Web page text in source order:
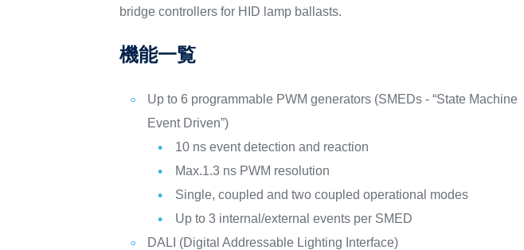
bridge controllers for HID lamp ballasts.
機能一覧
Up to 6 programmable PWM generators (SMEDs - “State Machine
Event Driven”)
10 ns event detection and reaction
Max.1.3 ns PWM resolution
Single, coupled and two coupled operational modes
Up to 3 internal/external events per SMED
DALI (Digital Addressable Lighting Interface)